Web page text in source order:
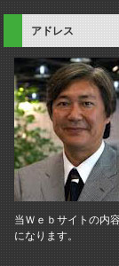
アドレス
当Ｗｅｂサイトの内
になります。